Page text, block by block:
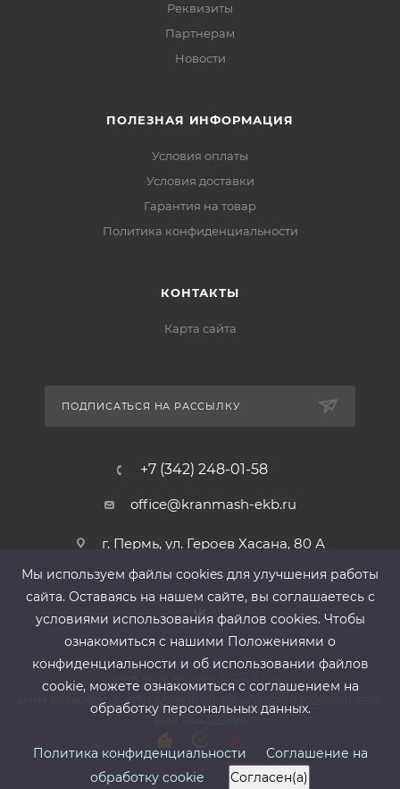
Реквизиты
Партнерам
Новости
ПОЛЕЗНАЯ ИНФОРМАЦИЯ
Условия оплаты
Условия доставки
Гарантия на товар
Политика конфиденциальности
КОНТАКТЫ
Карта сайта
ПОДПИСАТЬСЯ НА РАССЫЛКУ
+7 (342) 248-01-58
office@kranmash-ekb.ru
г. Пермь, ул. Героев Хасана, 80 А
2013-2026 ©ООО «КранМаш»
ИНН 6678080212, КПП 667801001 ,Р/с 40702810302500019939,
БИК 044525999
Мы используем файлы cооkies для улучшения работы
сайта. Оставаясь на нашем сайте, вы соглашаетесь с
условиями использования файлов cооkies. Чтобы
ознакомиться с нашими Положениями о
конфиденциальности и об использовании файлов
cookie, можете ознакомиться с соглашением на
обработку персональных данных.
Политика конфиденциальности
Соглашение на
обработку cookie
Согласен(а)